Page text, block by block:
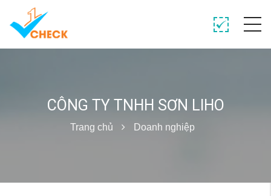
CÔNG TY TNHH SƠN LIHO
Trang chủ Doanh nghiệp